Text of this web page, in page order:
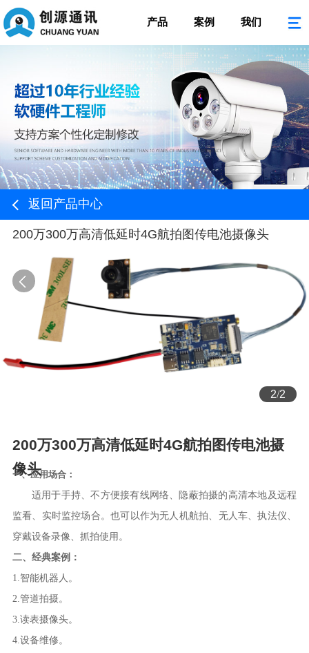
产品 案例 我们
返回产品中心
200万300万高清低延时4G航拍图传电池摄像头
2/2
200万300万高清低延时4G航拍图传电池摄
像头
一、应用场合：
适用于手持、不方便接有线网络、隐蔽拍摄的高清本地及远程
监看、实时监控场合。也可以作为无人机航拍、无人车、执法仪、
穿戴设备录像、抓拍使用。
二、经典案例：
1.智能机器人。
2.管道拍摄。
3.读表摄像头。
4.设备维修。